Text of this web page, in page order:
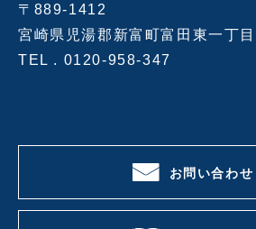
〒889-1412
宮崎県児湯郡新富町富田東一丁
TEL . 0120-958-347
お問い合わせ